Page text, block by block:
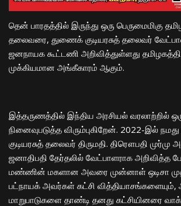
தென் பாரதத்தில் இருந்து ஒரு பெருமைமிகு
தலைவரை, துணைக் குடியரசுத் தலைவர்
ஜனநாயக கூட்டணி அறிவித்துள்ளது
முக்கியமான அங்கீகாரம் ஆகும்.
இத்தருணத்தில் இந்திய அரசியல் வரலாற்றில்
நினைவுபடுத்த விரும்புகிறேன். 2022-இல் நமது
குடியரசுத் தலைவர் திருமதி. திரௌபதி
ஜனாதிபதி தேர்தலில் வேட்பாளராக அறிவித்த
மண்ணின் மகளான அவரை முன்னாள் ஒடிசா
பட்நாயக் அவர்கள் கட்சி வித்தியாசங்களையும்,
மாறுபாடுகளை தாண்டி தனது கட்சியினரை